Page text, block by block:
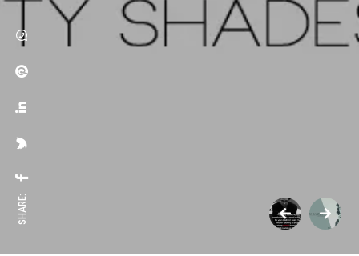
SHARE: